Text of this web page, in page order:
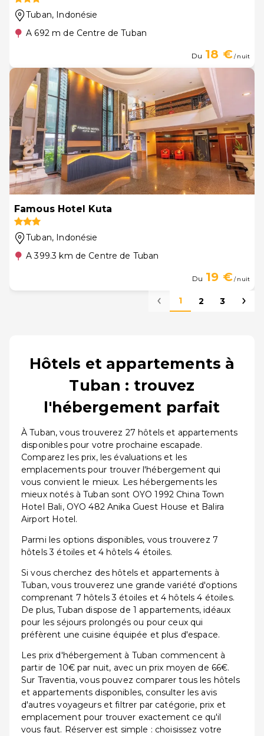
Tuban, Indonésie
A 692 m de Centre de Tuban
Du 18 €/ nuit
Famous Hotel Kuta
Tuban, Indonésie
A 399.3 km de Centre de Tuban
Du 19 €/ nuit
1 2 3
Hôtels et appartements à
Tuban : trouvez
l'hébergement parfait
À Tuban, vous trouverez 27 hôtels et appartements
disponibles pour votre prochaine escapade.
Comparez les prix, les évaluations et les
emplacements pour trouver l'hébergement qui
vous convient le mieux. Les hébergements les
mieux notés à Tuban sont OYO 1992 China Town
Hotel Bali, OYO 482 Anika Guest House et Balira
Airport Hotel.
Parmi les options disponibles, vous trouverez 7
hôtels 3 étoiles et 4 hôtels 4 étoiles.
Si vous cherchez des hôtels et appartements à
Tuban, vous trouverez une grande variété d'options
comprenant 7 hôtels 3 étoiles et 4 hôtels 4 étoiles.
De plus, Tuban dispose de 1 appartements, idéaux
pour les séjours prolongés ou pour ceux qui
préfèrent une cuisine équipée et plus d'espace.
Les prix d'hébergement à Tuban commencent à
partir de 10€ par nuit, avec un prix moyen de 66€.
Sur Traventia, vous pouvez comparer tous les hôtels
et appartements disponibles, consulter les avis
d'autres voyageurs et filtrer par catégorie, prix et
emplacement pour trouver exactement ce qu'il
vous faut. Réserver est simple : choisissez votre